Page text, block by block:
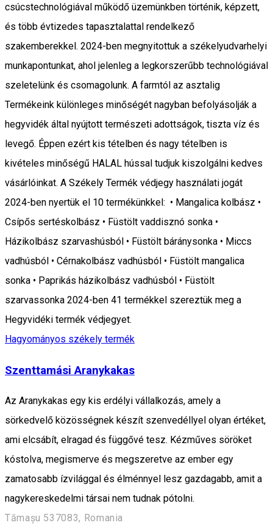
csúcstechnológiával működő üzemünkben történik, képzett,
és több évtizedes tapasztalattal rendelkező
szakemberekkel. 2024-ben megnyitottuk a székelyudvarhelyi
munkapontunkat, ahol jelenleg a legkorszerűbb technológiával
szeletelünk és csomagolunk. A farmtól az asztalig
Termékeink különleges minőségét nagyban befolyásolják a
hegyvidék által nyújtott természeti adottságok, tiszta víz és
levegő. Éppen ezért kis tételben és nagy tételben is
kivételes minőségű HALAL hússal tudjuk kiszolgálni kedves
vásárlóinkat. A Székely Termék védjegy használati jogát
2024-ben nyertük el 10 termékünkkel: • Mangalica kolbász •
Csípős sertéskolbász • Füstölt vaddisznó sonka •
Házikolbász szarvashúsból • Füstölt báránysonka • Miccs
vadhúsból • Cérnakolbász vadhúsból • Füstölt mangalica
sonka • Paprikás házikolbász vadhúsból • Füstölt
szarvassonka 2024-ben 41 termékkel szereztük meg a
Hegyvidéki termék védjegyet.
Hagyományos székely termék
Szenttamási Aranykakas
Az Aranykakas egy kis erdélyi vállalkozás, amely a
sörkedvelő közösségnek készít szenvedéllyel olyan értéket,
ami elcsábít, elragad és függővé tesz. Kézműves söröket
kóstolva, megismerve és megszeretve az ember egy
zamatosabb ízvilággal és élménnyel lesz gazdagabb, amit a
nagykereskedelmi társai nem tudnak pótolni.
Tămașu 537083, Romania